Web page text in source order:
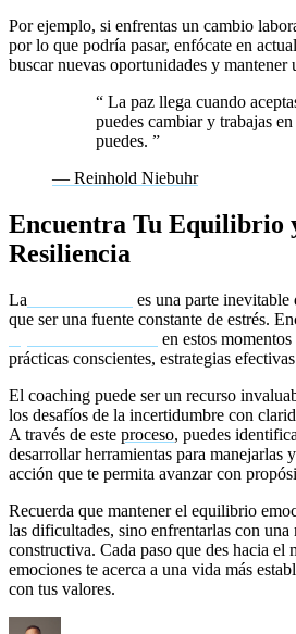
Por ejemplo, si enfrentas un cambio
por lo que podría pasar, enfócate en
buscar nuevas oportunidades y mantener
“ La paz llega cuando
puedes cambiar y trabajas
puedes. ”
— Reinhold Niebuhr
Encuentra Tu Equilibrio
Resiliencia
La
es una parte
que ser una fuente constante de estrés.
en estos
prácticas conscientes, estrategias
El coaching puede ser un recurso
los desafíos de la incertidumbre con
A través de este proceso, puedes
desarrollar herramientas para manejarlas
acción que te permita avanzar con
Recuerda que mantener el equilibrio
las dificultades, sino enfrentarlas con una
constructiva. Cada paso que des hacia el
emociones te acerca a una vida más
con tus valores.